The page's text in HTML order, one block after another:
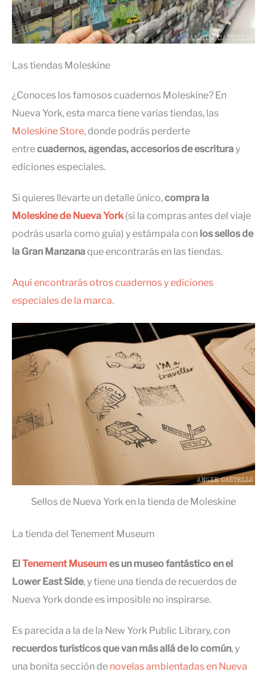
Las tiendas Moleskine
¿Conoces los famosos cuadernos Moleskine? En
Nueva York, esta marca tiene varias tiendas, las
Moleskine Store, donde podrás perderte
entrecuadernos, agendas, accesorios de escrituray
ediciones especiales.
Si quieres llevarte un detalle único,compra la
Moleskine de Nueva York(si la compras antes del viaje
podrás usarla como guía) y estámpala con los sellos de
la Gran Manzanaque encontrarás en las tiendas.
Aquí encontrarás otros cuadernos y ediciones
especiales de la marca.
Sellos de Nueva York en la tienda de Moleskine
La tienda del Tenement Museum
El Tenement Museumes un museo fantástico en el
Lower East Side, y tiene una tienda de recuerdos de
Nueva York donde es imposible no inspirarse.
Es parecida a la de la New York Public Library, con
recuerdos turísticos que van más allá de lo común, y
una bonita sección de novelas ambientadas en Nueva